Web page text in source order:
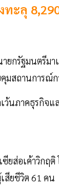
ทะลุ
ยกรัฐมนตรีมา
มสถานการณ์ก
นภาคธุรกิจแ
ซียส่อเค้าวิกฤ
สียชีวิต 61 คน